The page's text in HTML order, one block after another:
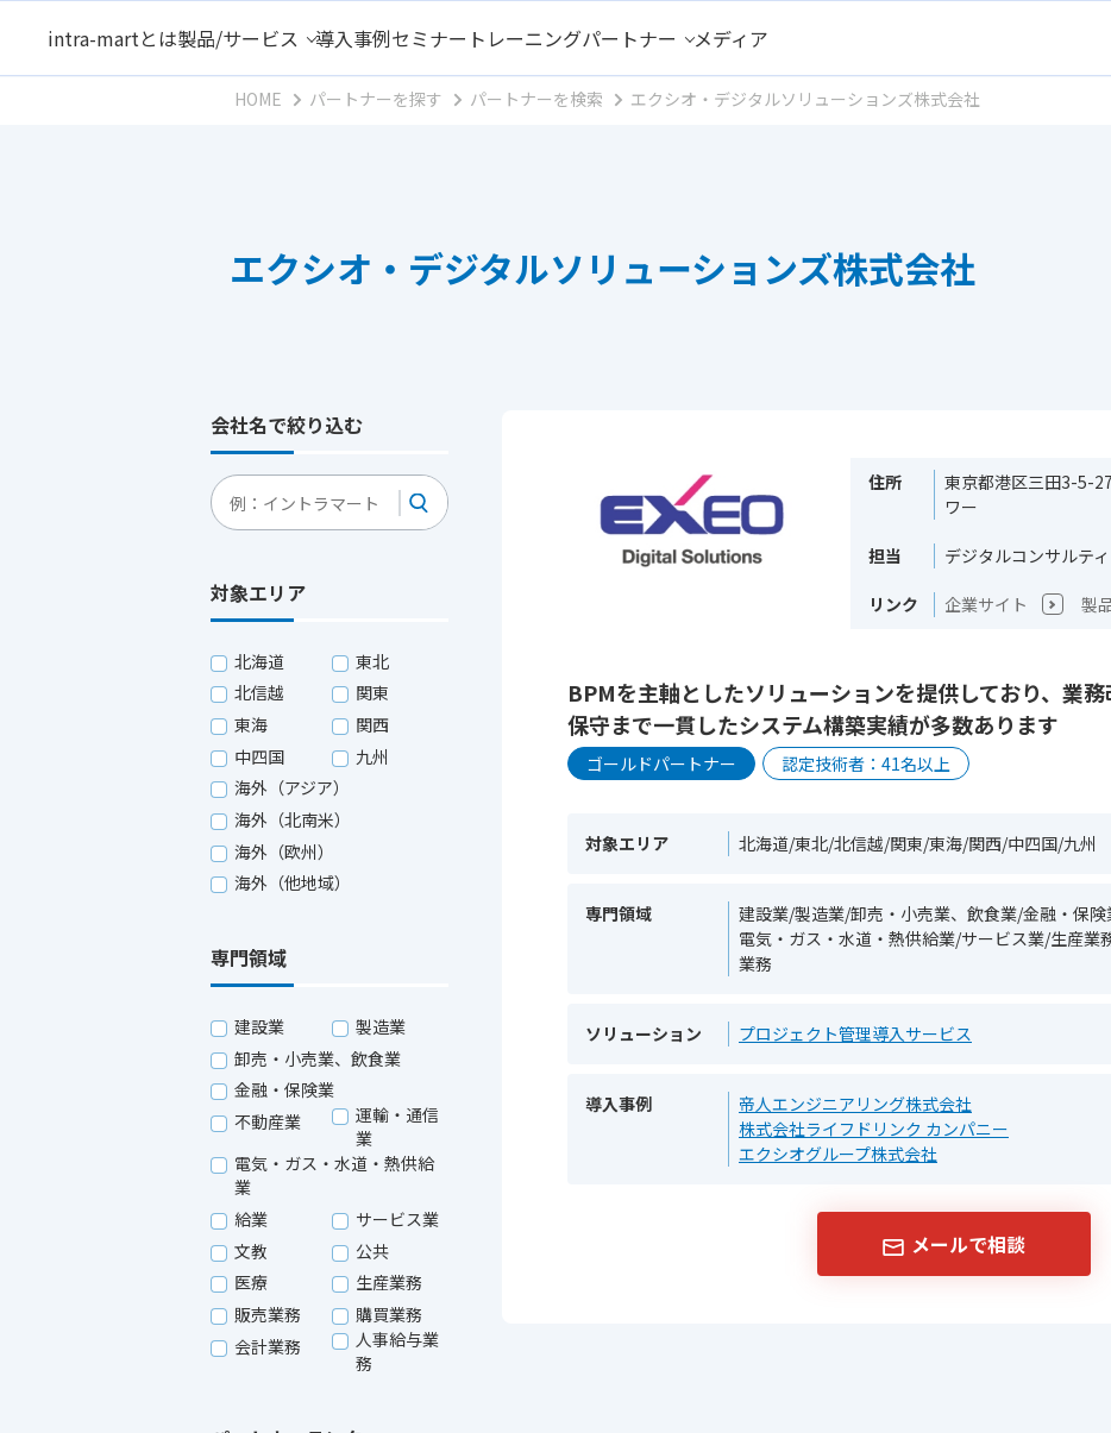
intra-martとは製品/サービス 導入事例セミナー トレーニングパートナー メディア
HOME パートナーを探す パートナーを検索 エクシオ・デジタルソリューションズ株式会社
エクシオ・デジタルソリューションズ株式会社
住所
東京都港区三田3-5-
ワー
担当 デジタルコンサルテ
リンク 企業サイト 製
BPMを主軸としたソリューションを提供しており、業
保守まで一貫したシステム構築実績が多数あります
ゴールドパートナー 認定技術者：41名以上
対象エリア 北海道/東北/北信越/関東/東海/関西/中四国/九州
専門領域
建設業/製造業/卸売・小売業、飲食業/金融・保
電気・ガス・水道・熱供給業/サービス業/生産業
業務
ソリューション プロジェクト管理導入サービス
導入事例
帝人エンジニアリング株式会社
株式会社ライフドリンク カンパニー
エクシオグループ株式会社
メールで相談
会社名で絞り込む
対象エリア
北海道
東北
北信越
関東
東海
関西
中四国
九州
海外（アジア）
海外（北南米）
海外（欧州）
海外（他地域）
専門領域
建設業
製造業
卸売・小売業、飲食業
金融・保険業
不動産業
運輸・通信
業
電気・ガス・水道・熱供給
業
給業
サービス業
文教
公共
医療
生産業務
販売業務
購買業務
会計業務
人事給与業
務